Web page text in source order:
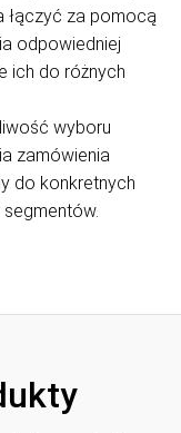
łączyć za pomocą
odpowiedniej
ich do różnych
wyboru
zamówienia
do konkretnych